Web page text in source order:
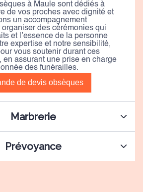
à Maule sont dédiés à
de vos proches avec dignité et
un accompagnement
des cérémonies qui
et l’essence de la personne
expertise et notre sensibilité,
vous soutenir durant ces
en assurant une prise en charge
des funérailles.
Demande de devis obsèques
Marbrerie
Prévoyance